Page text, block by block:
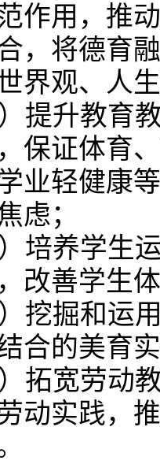
作用，推
，将德育
界观、人
）提升教育
保证体育
业轻健康
虑；
）培养学生
改善学生
）挖掘和运
合的美育
）拓宽劳动
动实践，